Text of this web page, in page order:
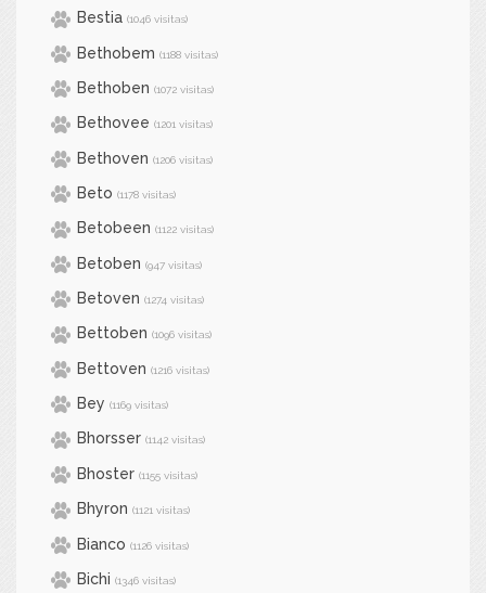
Bestia (1046 visitas)
Bethobem (1188 visitas)
Bethoben (1072 visitas)
Bethovee (1201 visitas)
Bethoven (1206 visitas)
Beto (1178 visitas)
Betobeen (1122 visitas)
Betoben (947 visitas)
Betoven (1274 visitas)
Bettoben (1096 visitas)
Bettoven (1216 visitas)
Bey (1169 visitas)
Bhorsser (1142 visitas)
Bhoster (1155 visitas)
Bhyron (1121 visitas)
Bianco (1126 visitas)
Bichi (1346 visitas)